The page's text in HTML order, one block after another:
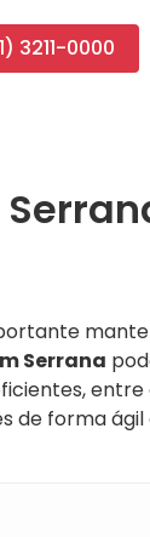
3211-0000
Serrana
entre
de forma ágil